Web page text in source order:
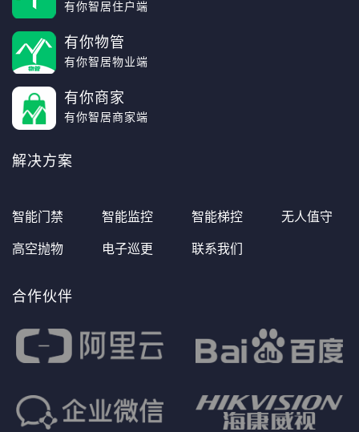
有你智居住户端
有你物管
有你智居物业端
有你商家
有你智居商家端
解决方案
智能门禁 智能监控 智能梯控 无人值守
高空抛物 电子巡更 联系我们
合作伙伴